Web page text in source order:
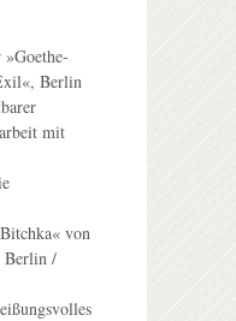
»Goethe-
Berlin
mit
von
Berlin /